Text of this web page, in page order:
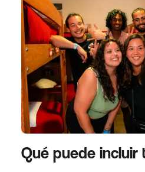
Qué puede